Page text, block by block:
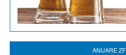
ANUARE ZF